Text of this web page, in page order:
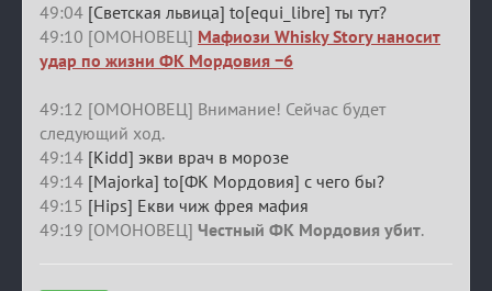
49:04 [Светская львица] to[equi_libre] ты тут?
49:10 [ОМОНОВЕЦ] Мафиози Whisky Story наносит
удар по жизни ФК Мордовия −6
49:12 [ОМОНОВЕЦ] Внимание! Сейчас будет
следующий ход.
49:14 [Kidd] экви врач в морозе
49:14 [Majorka] to[ФК Мордовия] с чего бы?
49:15 [Hips] Екви чиж фрея мафия
49:19 [ОМОНОВЕЦ] Честный ФК Мордовия убит.